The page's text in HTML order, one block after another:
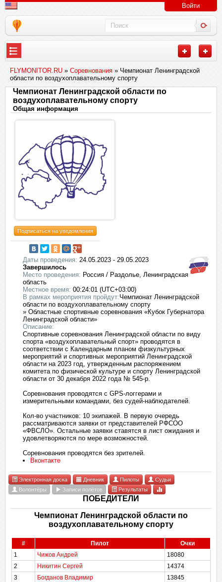
Войти
FLYMONITOR.RU » Соревнования » Чемпионат Ленинградской
области по воздухоплавательному спорту
Чемпионат Ленинградской области по
воздухоплавательному спорту
Общая информация
Подписаться на уведомления
Даты проведения: 24.05.2023 - 29.05.2023
Завершилось
Место проведения: Россия / Раздолье, Ленинградская
область
Местное время: 00:24:01 (UTC+03:00)
В рамках мероприятия пройдут:Чемпионат Ленинградской
области по воздухоплавательному спорту
» Областные спортивные соревнования «Кубок Губернатора
Ленинградской области»
Описание:
Спортивные соревнования Ленинградской области по виду
спорта «воздухоплавательный спорт» проводятся в
соответствии с Календарным планом физкультурных
мероприятий и спортивных мероприятий Ленинградской
области на 2023 год, утвержденным распоряжением
комитета по физической культуре и спорту Ленинградской
области от 30 декабря 2022 года № 545-р.
Соревнования проводятся с GPS-логгерами и
измерительными командами, без судей-наблюдателей.
Кол-во участников: 10 экипажей. В первую очередь
рассматриваются заявки от представителей РФСОО
«ФВСЛО». Остальные заявки ставятся в лист ожидания и
удовлетворяются по мере возможностей.
Соревнования проводятся без зрителей.
Вконтакте
Электронная доска Дневник Пилоты
Судьи
Волонтёры
Записи полётов Результаты
ПОБЕДИТЕЛИ
Чемпионат Ленинградской области по
воздухоплавательному спорту
# Пилот
Очки
1
Чижов Андрей
18080
2
Никитин Сергей
14374
3
Богданов Владимир
13845